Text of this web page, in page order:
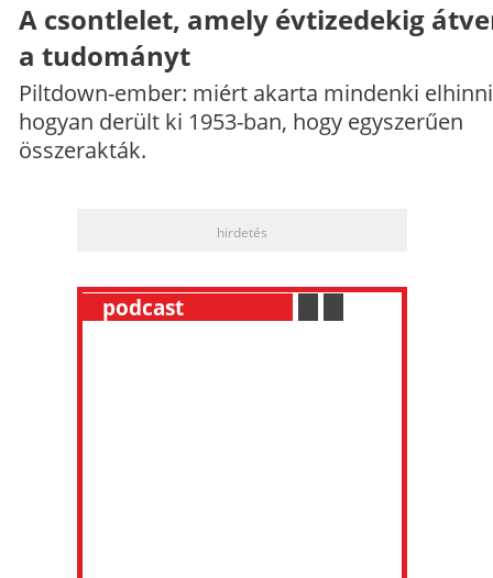
A csontlelet, amely évtizedekig
a tudományt
Piltdown-ember: miért akarta mindenki
hogyan derült ki 1953-ban, hogy egyszerűen
összerakták.
hirdetés
podcast